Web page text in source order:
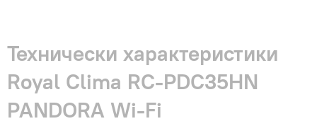
Технически характеристики
Royal Clima RC-PDC35HN
PANDORA Wi-Fi